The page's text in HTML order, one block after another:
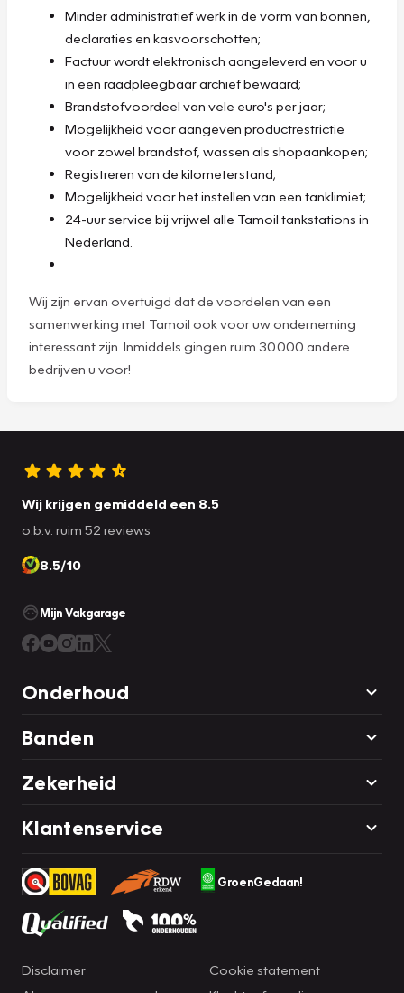
Minder administratief werk in de vorm van bonnen,
declaraties en kasvoorschotten;
Factuur wordt elektronisch aangeleverd en voor u
in een raadpleegbaar archief bewaard;
Brandstofvoordeel van vele euro's per jaar;
Mogelijkheid voor aangeven productrestrictie
voor zowel brandstof, wassen als shopaankopen;
Registreren van de kilometerstand;
Mogelijkheid voor het instellen van een tanklimiet;
24-uur service bij vrijwel alle Tamoil tankstations in
Nederland.
Wij zijn ervan overtuigd dat de voordelen van een
samenwerking met Tamoil ook voor uw onderneming
interessant zijn. Inmiddels gingen ruim 30.000 andere
bedrijven u voor!
Wij krijgen gemiddeld een 8.5
o.b.v. ruim 52 reviews
8.5/10
Mijn Vakgarage
Onderhoud
Banden
Zekerheid
Klantenservice
GroenGedaan!
Disclaimer
Cookie statement